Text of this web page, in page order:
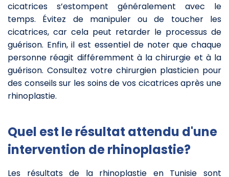
cicatrices s’estompent généralement avec le
temps. Évitez de manipuler ou de toucher les
cicatrices, car cela peut retarder le processus de
guérison. Enfin, il est essentiel de noter que chaque
personne réagit différemment à la chirurgie et à la
guérison. Consultez votre chirurgien plasticien pour
des conseils sur les soins de vos cicatrices après une
rhinoplastie.
Quel est le résultat attendu d'une
intervention de rhinoplastie?
Les résultats de la rhinoplastie en Tunisie sont